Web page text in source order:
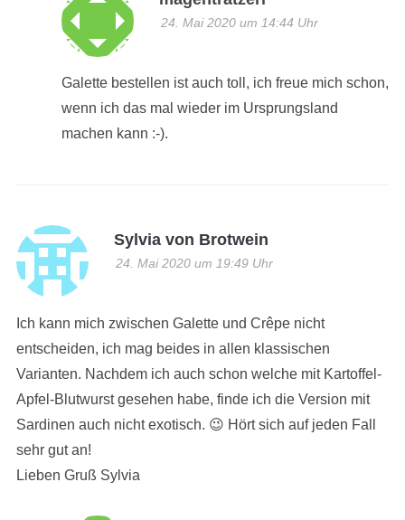
24. Mai 2020 um 14:44 Uhr
Galette bestellen ist auch toll, ich freue mich schon,
wenn ich das mal wieder im Ursprungsland
machen kann :-).
Sylvia von Brotwein
24. Mai 2020 um 19:49 Uhr
Ich kann mich zwischen Galette und Crêpe nicht
entscheiden, ich mag beides in allen klassischen
Varianten. Nachdem ich auch schon welche mit Kartoffel-
Apfel-Blutwurst gesehen habe, finde ich die Version mit
Sardinen auch nicht exotisch. 😉 Hört sich auf jeden Fall
sehr gut an!
Lieben Gruß Sylvia